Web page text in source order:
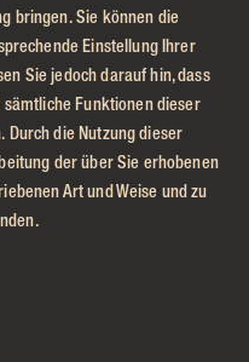
bringen. Sie können die
Einstellung Ihrer
Sie jedoch darauf hin, dass
Funktionen dieser
Durch die Nutzung dieser
der über Sie erhobenen
Art und Weise und zu